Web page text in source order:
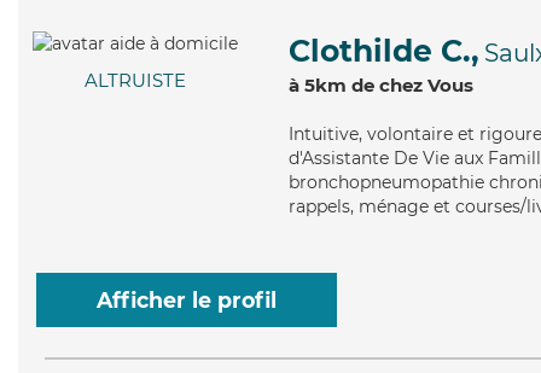
ALTRUISTE
Clothilde C.,
à 5km de chez Vous
Intuitive, volontaire et
d'Assistante De Vie aux
bronchopneumopathie
rappels, ménage et courses/
Afficher le profil